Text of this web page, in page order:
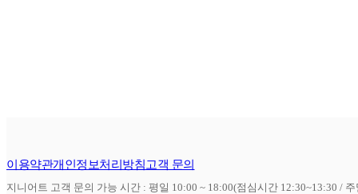
이용약관개인정보처리방침고객 문의
지니어트 고객 문의 가능 시간 : 평일 10:00 ~ 18:00(점심시간 12:30~13:30 /